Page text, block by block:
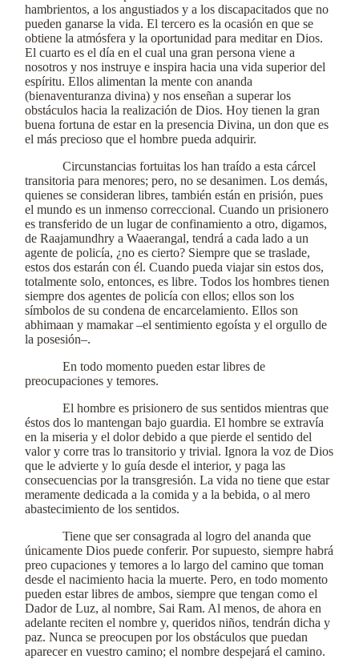
hambrientos, a los angustiados y a los discapacitados que no
pueden ganarse la vida. El tercero es la ocasión en que se
obtiene la atmósfera y la oportunidad para meditar en Dios.
El cuarto es el día en el cual una gran persona viene a
nosotros y nos instruye e inspira hacia una vida superior del
espíritu. Ellos alimentan la mente con ananda
(bienaventuranza divina) y nos enseñan a superar los
obstáculos hacia la realización de Dios. Hoy tienen la gran
buena fortuna de estar en la presencia Divina, un don que es
el más precioso que el hombre pueda adquirir.
Circunstancias fortuitas los han traído a esta cárcel
transitoria para menores; pero, no se desanimen. Los demás,
quienes se consideran libres, también están en prisión, pues
el mundo es un inmenso correccional. Cuando un prisionero
es transferido de un lugar de confinamiento a otro, digamos,
de Raajamundhry a Waaerangal, tendrá a cada lado a un
agente de policía, ¿no es cierto? Siempre que se traslade,
estos dos estarán con él. Cuando pueda viajar sin estos dos,
totalmente solo, entonces, es libre. Todos los hombres tienen
siempre dos agentes de policía con ellos; ellos son los
símbolos de su condena de encarcelamiento. Ellos son
abhimaan y mamakar –el sentimiento egoísta y el orgullo de
la posesión–.
En todo momento pueden estar libres de
preocupaciones y temores.
El hombre es prisionero de sus sentidos mientras que
éstos dos lo mantengan bajo guardia. El hombre se extravía
en la miseria y el dolor debido a que pierde el sentido del
valor y corre tras lo transitorio y trivial. Ignora la voz de Dios
que le advierte y lo guía desde el interior, y paga las
consecuencias por la transgresión. La vida no tiene que estar
meramente dedicada a la comida y a la bebida, o al mero
abastecimiento de los sentidos.
Tiene que ser consagrada al logro del ananda que
únicamente Dios puede conferir. Por supuesto, siempre habrá
preo cupaciones y temores a lo largo del camino que toman
desde el nacimiento hacia la muerte. Pero, en todo momento
pueden estar libres de ambos, siempre que tengan como el
Dador de Luz, al nombre, Sai Ram. Al menos, de ahora en
adelante reciten el nombre y, queridos niños, tendrán dicha y
paz. Nunca se preocupen por los obstáculos que puedan
aparecer en vuestro camino; el nombre despejará el camino.